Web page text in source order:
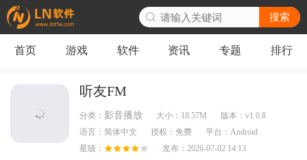
搜索
首页 游戏 软件 资讯 专题 排行
听友FM
分类： 影音播放 大小： 18.57M 版本： v1.0.8
语言： 简体中文 授权： 免费 平台： Android
星级：
发布： 2026-07-02 14:13